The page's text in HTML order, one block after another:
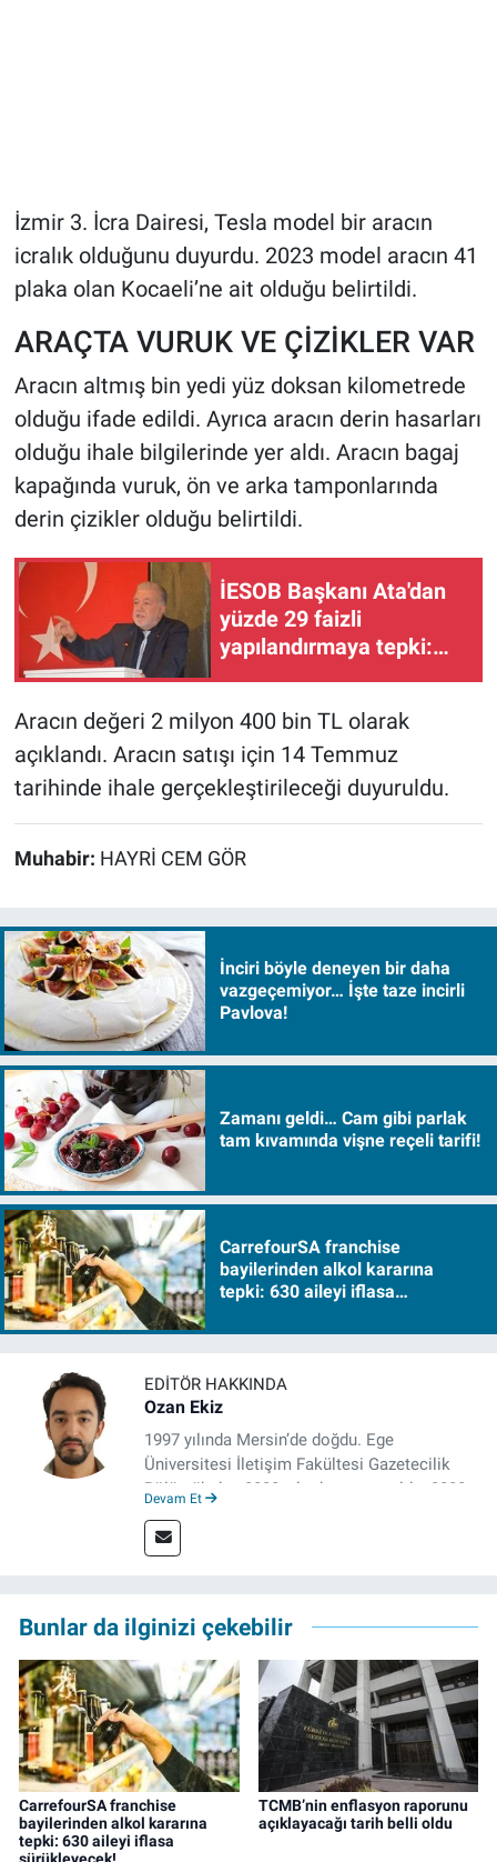
İzmir 3. İcra Dairesi, Tesla model bir aracın
icralık olduğunu duyurdu. 2023 model aracın 41
plaka olan Kocaeli’ne ait olduğu belirtildi.
ARAÇTA VURUK VE ÇİZİKLER VAR
Aracın altmış bin yedi yüz doksan kilometrede
olduğu ifade edildi. Ayrıca aracın derin hasarları
olduğu ihale bilgilerinde yer aldı. Aracın bagaj
kapağında vuruk, ön ve arka tamponlarında
derin çizikler olduğu belirtildi.
İESOB Başkanı Ata'dan
yüzde 29 faizli
yapılandırmaya tepki:
Aracın değeri 2 milyon 400 bin TL olarak
açıklandı. Aracın satışı için 14 Temmuz
tarihinde ihale gerçekleştirileceği duyuruldu.
Muhabir: HAYRİ CEM GÖR
İnciri böyle deneyen bir daha
vazgeçemiyor… İşte taze incirli
Pavlova!
Zamanı geldi… Cam gibi parlak
tam kıvamında vişne reçeli tarifi!
CarrefourSA franchise
bayilerinden alkol kararına
tepki: 630 aileyi iflasa
EDITÖR HAKKINDA
Ozan Ekiz
1997 yılında Mersin’de doğdu. Ege
Üniversitesi İletişim Fakültesi Gazetecilik
Bölümü’nden 2020 yılında mezun oldu. 2020
editörü, muhabir, rejisör olarak çalıştı.
Meslek hayatına İzmir’de başlayan gazeteci,
Devam Et
Bunlar da ilginizi çekebilir
CarrefourSA franchise
bayilerinden alkol kararına
tepki: 630 aileyi iflasa
TCMB’nin enflasyon raporunu
açıklayacağı tarih belli oldu